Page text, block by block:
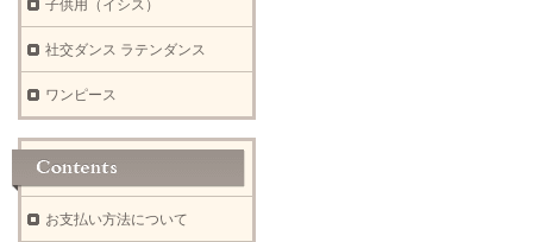
子供用（イシス）
社交ダンス ラテンダンス
ワンピース
お支払い方法について